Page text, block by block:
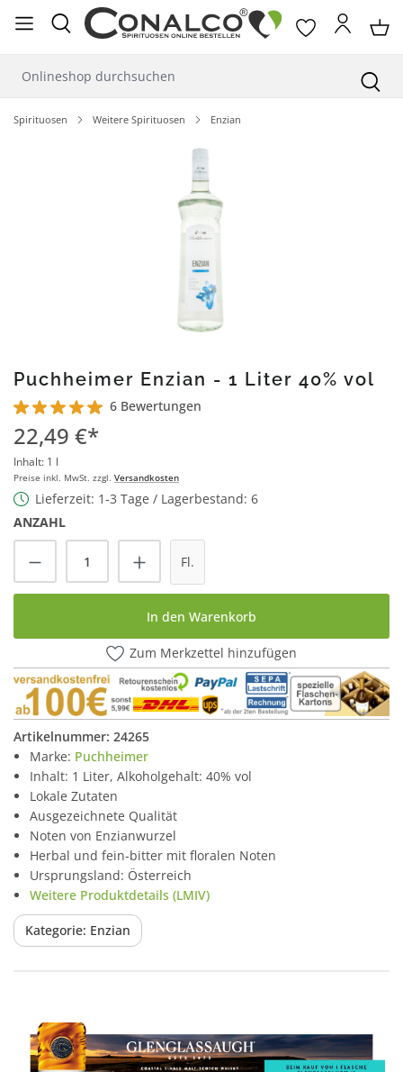
springen
Spirituosen Weitere Spirituosen Enzian
Puchheimer Enzian - 1 Liter 40% vol
Durchschnittliche Bewertung von 5 von 5 Sternen
6 Bewertungen
22,49 €*
Inhalt: 1 l
Preise inkl. MwSt. zzgl. Versandkosten
Lieferzeit: 1-3 Tage / Lagerbestand: 6
ANZAHL
Produkt Anzahl: Gib den gewünschten
Fl.
In den Warenkorb
Zum Merkzettel hinzufügen
Artikelnummer: 24265
Marke: Puchheimer
Inhalt: 1 Liter, Alkoholgehalt: 40% vol
Lokale Zutaten
Ausgezeichnete Qualität
Noten von Enzianwurzel
Herbal und fein-bitter mit floralen Noten
Ursprungsland: Österreich
Weitere Produktdetails (LMIV)
Kategorie: Enzian